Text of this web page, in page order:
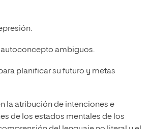
ambiguos.
planificar su futuro y metas
la atribución de intenciones e
de los estados mentales de los